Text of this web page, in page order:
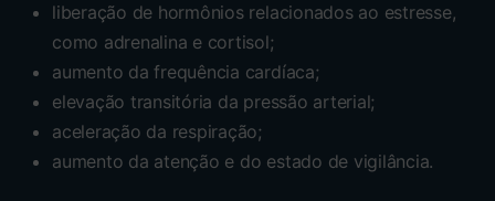
liberação de hormônios relacionados ao estresse,
como adrenalina e cortisol;
aumento da frequência cardíaca;
elevação transitória da pressão arterial;
aceleração da respiração;
aumento da atenção e do estado de vigilância.